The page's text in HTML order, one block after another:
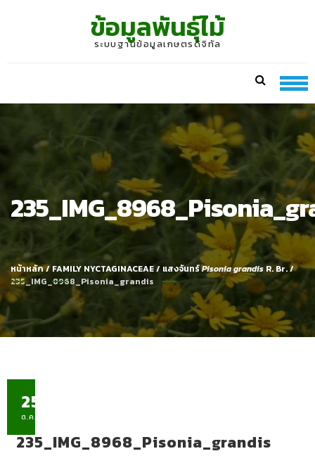
ข้อมูลพันธุ์ไม้
ระบบฐานข้อมูลเกษตรดิจิทัล
หน้าหลัก/FAMILY NYCTAGINACEAE/ แสงจันทร์Pisonia grandisR. Br./
235_IMG_8968_Pisonia_grandis
25
ต.ค.
235_IMG_8968_Pisonia_grandis